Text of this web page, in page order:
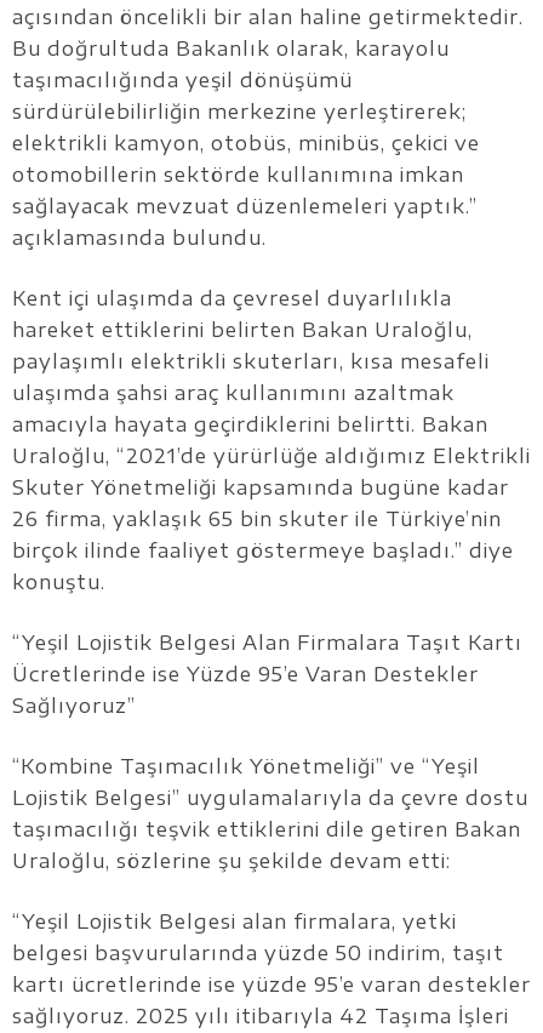
açısından öncelikli bir alan haline getirmektedir.
Bu doğrultuda Bakanlık olarak, karayolu
taşımacılığında yeşil dönüşümü
sürdürülebilirliğin merkezine yerleştirerek;
elektrikli kamyon, otobüs, minibüs, çekici ve
otomobillerin sektörde kullanımına imkan
sağlayacak mevzuat düzenlemeleri yaptık.”
açıklamasında bulundu.
Kent içi ulaşımda da çevresel duyarlılıkla
hareket ettiklerini belirten Bakan Uraloğlu,
paylaşımlı elektrikli skuterları, kısa mesafeli
ulaşımda şahsi araç kullanımını azaltmak
amacıyla hayata geçirdiklerini belirtti. Bakan
Uraloğlu, “2021’de yürürlüğe aldığımız Elektrikli
Skuter Yönetmeliği kapsamında bugüne kadar
26 firma, yaklaşık 65 bin skuter ile Türkiye’nin
birçok ilinde faaliyet göstermeye başladı.” diye
konuştu.
“Yeşil Lojistik Belgesi Alan Firmalara Taşıt Kartı
Ücretlerinde ise Yüzde 95’e Varan Destekler
Sağlıyoruz”
“Kombine Taşımacılık Yönetmeliği” ve “Yeşil
Lojistik Belgesi” uygulamalarıyla da çevre dostu
taşımacılığı teşvik ettiklerini dile getiren Bakan
Uraloğlu, sözlerine şu şekilde devam etti:
“Yeşil Lojistik Belgesi alan firmalara, yetki
belgesi başvurularında yüzde 50 indirim, taşıt
kartı ücretlerinde ise yüzde 95’e varan destekler
sağlıyoruz. 2025 yılı itibarıyla 42 Taşıma İşleri